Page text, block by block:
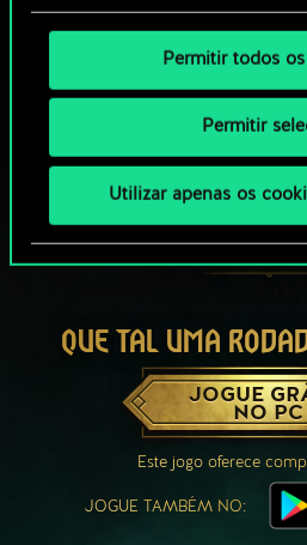
Permitir todos
Permitir
Utilizar apenas os
QUE TAL UMA
JOGUE
NO PC
Este jogo oferece
JOGUE TAMBÉM NO: